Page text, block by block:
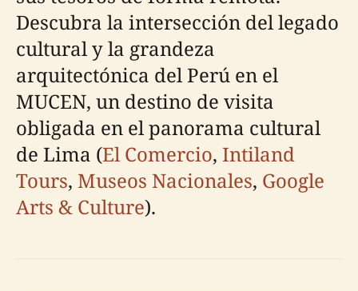
Descubra la intersección del legado
cultural y la grandeza
arquitectónica del Perú en el
MUCEN, un destino de visita
obligada en el panorama cultural
de Lima (El Comercio, Intiland
Tours, Museos Nacionales, Google
Arts & Culture).